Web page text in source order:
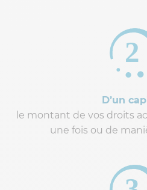
D’un
le montant de vos droits
une fois ou de